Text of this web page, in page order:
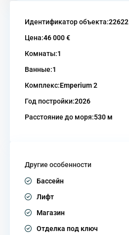
Идентификатор объекта:22622
Цена:46 000 €
Комнаты:1
Ванные:1
Комплекс:Emperium 2
Год постройки:2026
Расстояние до моря:530 м
Другие особенности
Бассейн
Лифт
Магазин
Отделка под ключ